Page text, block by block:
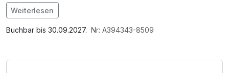
Benützung des hauseigenen Wellnessbereichs bis zur
Kinderbetreuung ab drei Jahren im Kids-Club.
Im Angebot enthalten
Saunabenutzung, Leihbademantel, Parkplatz, Nutzung des
Weiterlesen
Buchbar bis 30.09.2027. Nr: A394343-8509